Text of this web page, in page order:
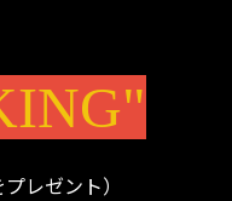
レゼント）